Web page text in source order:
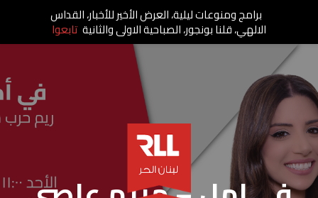
في أمل
برامج ومنوعات ليلية، العرض الأخير للأخبار، القداس
الالهي، قلنا بونجور، الصباحية الاولى والثانية تابعوا